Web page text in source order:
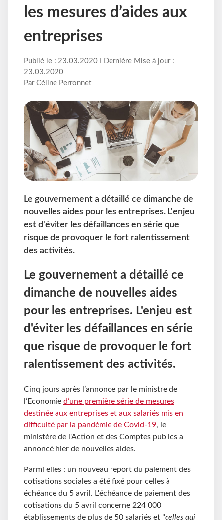
les mesures d’aides aux
entreprises
Publié le : 23.03.2020 I Dernière Mise à jour :
23.03.2020
Par Céline Perronnet
Le gouvernement a détaillé ce dimanche de
nouvelles aides pour les entreprises. L'enjeu
est d'éviter les défaillances en série que
risque de provoquer le fort ralentissement
des activités.
Le gouvernement a détaillé ce
dimanche de nouvelles aides
pour les entreprises. L'enjeu est
d'éviter les défaillances en série
que risque de provoquer le fort
ralentissement des activités.
Cinq jours après l’annonce par le ministre de
l’Economie d’une première série de mesures
destinée aux entreprises et aux salariés mis en
difficulté par la pandémie de Covid-19, le
ministère de l'Action et des Comptes publics a
annoncé hier de nouvelles aides.
Parmi elles : un nouveau report du paiement des
cotisations sociales a été fixé pour celles à
échéance du 5 avril. L'échéance de paiement des
cotisations du 5 avril concerne 224 000
établissements de plus de 50 salariés et "celles qui